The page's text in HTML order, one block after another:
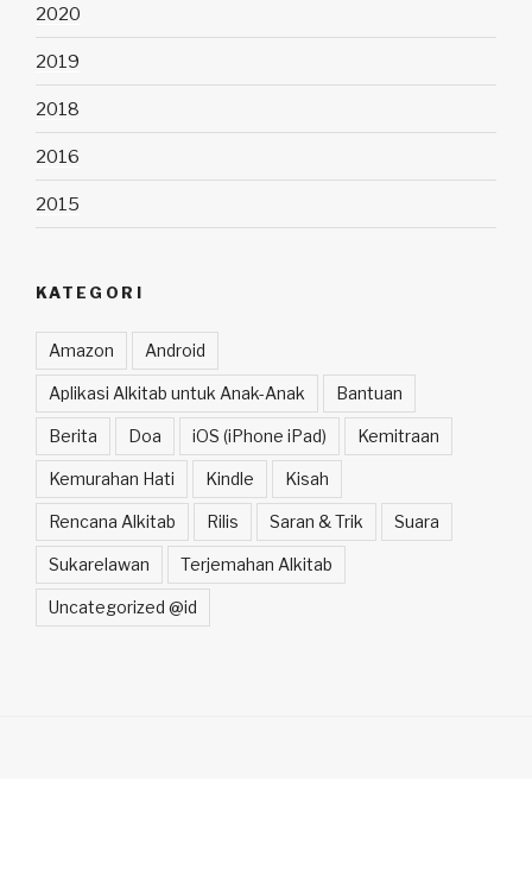
2020
2019
2018
2016
2015
KATEGORI
Amazon Android
Aplikasi Alkitab untuk Anak-Anak Bantuan
Berita Doa iOS (iPhone iPad) Kemitraan
Kemurahan Hati Kindle Kisah
Rencana Alkitab Rilis Saran & Trik Suara
Sukarelawan Terjemahan Alkitab
Uncategorized @id